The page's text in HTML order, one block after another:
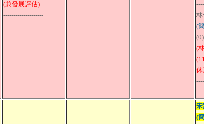
(兼發展評估)
--------------------
(
(0)
(
休
(